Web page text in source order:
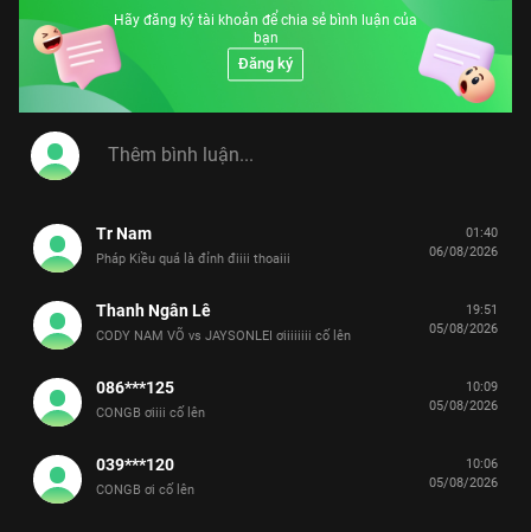
Hãy đăng ký tài khoản để chia sẻ bình luận của
bạn
Đăng ký
Tr Nam
Pháp Kiều quá là đỉnh điiii thoaiii
01:40
06/08/2026
Thanh Ngân Lê
CODY NAM VÕ vs JAYSONLEI ơiiiiiiii cố lên
19:51
05/08/2026
086***125
CONGB ơiiii cố lên
10:09
05/08/2026
039***120
CONGB ơi cố lên
10:06
05/08/2026